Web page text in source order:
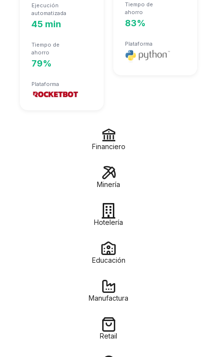
Financiero
Minería
Hotelería
Educación
Manufactura
Retail
Ejecución
automatizada
45 min
Tiempo de
ahorro
79%
Plataforma
Tiempo de
ahorro
83%
Plataforma